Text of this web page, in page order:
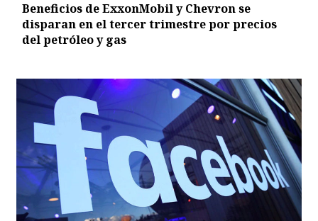
Beneficios de ExxonMobil y Chevron se
disparan en el tercer trimestre por precios
del petróleo y gas